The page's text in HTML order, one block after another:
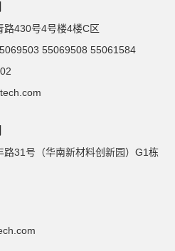
路430号4号楼4楼C区
55069508 55061584
路31号（华南新材料创新园）G1栋